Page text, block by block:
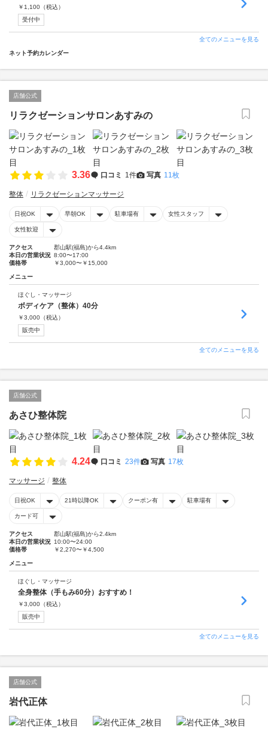
￥ 1,100 （税込）
受付中
全てのメニューを見る
ネット予約カレンダー
店舗公式
リラクゼーションサロンあすみの
3.36 口コミ 1件 写真 11枚
整体 リラクゼーションマッサージ
日祝OK 早朝OK 駐車場有 女性スタッフ
女性歓迎
アクセス
郡山駅(福島)から4.4km
本日の営業状況 8:00〜17:00
価格帯
￥3,000〜￥15,000
メニュー
ほぐし・マッサージ
ボディケア（整体）40分
￥3,000 （税込）
販売中
全てのメニューを見る
店舗公式
あさひ整体院
4.24 口コミ 23件 写真 17枚
マッサージ 整体
日祝OK 21時以降OK クーポン有 駐車場有
カード可
アクセス
郡山駅(福島)から2.4km
本日の営業状況 10:00〜24:00
価格帯
￥2,270〜￥4,500
メニュー
ほぐし・マッサージ
全身整体（手もみ60分）おすすめ！
￥3,000 （税込）
販売中
全てのメニューを見る
店舗公式
岩代正体